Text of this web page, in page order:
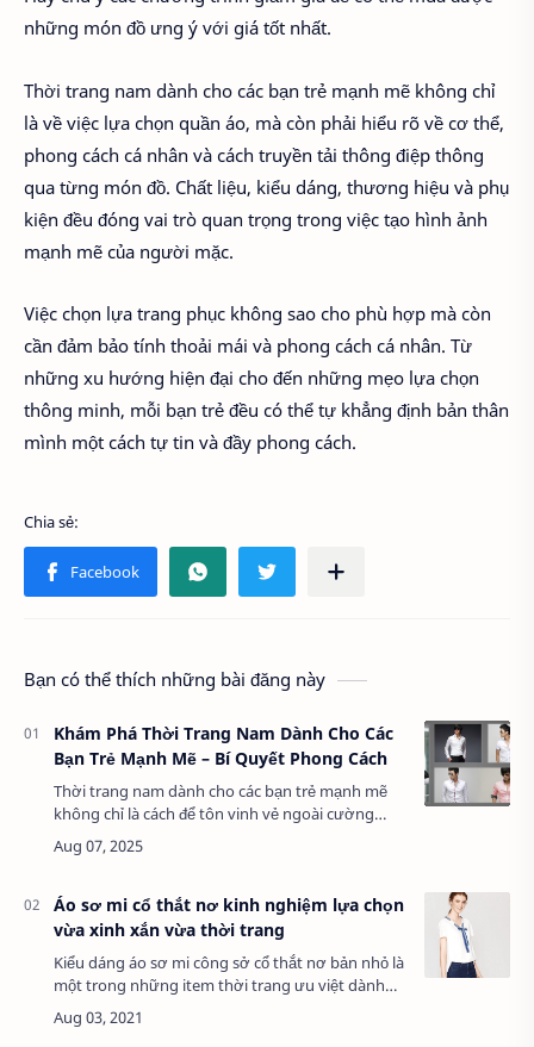
những món đồ ưng ý với giá tốt nhất.
Thời trang nam dành cho các bạn trẻ mạnh mẽ không chỉ
là về việc lựa chọn quần áo, mà còn phải hiểu rõ về cơ thể,
phong cách cá nhân và cách truyền tải thông điệp thông
qua từng món đồ. Chất liệu, kiểu dáng, thương hiệu và phụ
kiện đều đóng vai trò quan trọng trong việc tạo hình ảnh
mạnh mẽ của người mặc.
Việc chọn lựa trang phục không sao cho phù hợp mà còn
cần đảm bảo tính thoải mái và phong cách cá nhân. Từ
những xu hướng hiện đại cho đến những mẹo lựa chọn
thông minh, mỗi bạn trẻ đều có thể tự khẳng định bản thân
mình một cách tự tin và đầy phong cách.
Bạn có thể thích những bài đăng này
Khám Phá Thời Trang Nam Dành Cho Các
Bạn Trẻ Mạnh Mẽ – Bí Quyết Phong Cách
Thời trang nam dành cho các bạn trẻ mạnh mẽ
không chỉ là cách để tôn vinh vẻ ngoài cường
tráng mà còn là biểu tượng của sự tự tin và năng
động. Với sự phát triển nhanh chóng của …
Áo sơ mi cổ thắt nơ kinh nghiệm lựa chọn
vừa xinh xắn vừa thời trang
Kiểu dáng áo sơ mi công sở cổ thắt nơ bản nhỏ là
một trong những item thời trang ưu việt dành
cho bạn gái có thân hình mảnh dẻ, cần cổ cao và
gầy. Nét điệu đà, nữ tính của điể…